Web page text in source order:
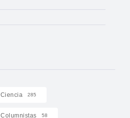
Ciencia 285
Columnistas 58